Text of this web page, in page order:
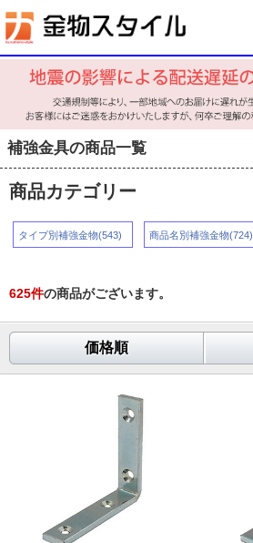
補強金具の商品一覧
商品カテゴリー
タイプ別補強金物(543) 商品名別補強金物(724)
625件の商品がございます。
価格順